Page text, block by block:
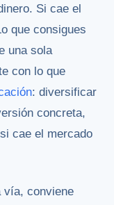
Si cae el
que consigues
una sola
con lo que
: diversificar
concreta,
cae el mercado
vía, conviene